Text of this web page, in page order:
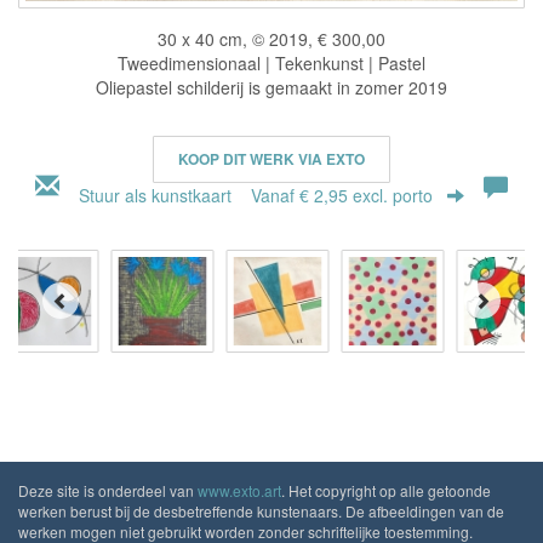
30 x 40 cm, © 2019, € 300,00
Tweedimensionaal | Tekenkunst | Pastel
Oliepastel schilderij is gemaakt in zomer 2019
KOOP DIT WERK VIA EXTO
Stuur als kunstkaart Vanaf € 2,95 excl. porto
Deze site is onderdeel van www.exto.art. Het copyright op alle getoonde
werken berust bij de desbetreffende kunstenaars. De afbeeldingen van de
werken mogen niet gebruikt worden zonder schriftelijke toestemming.